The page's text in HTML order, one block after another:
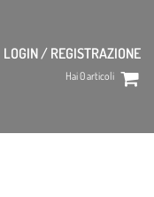
LOGIN / REGISTRAZIONE
Hai0articoli